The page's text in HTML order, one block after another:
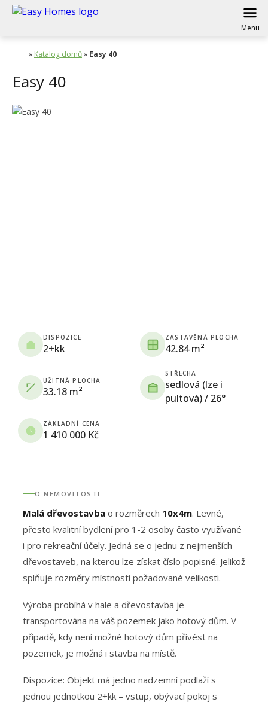
Menu
» Katalog domů» Easy 40
Easy 40
DISPOZICE
2+kk
ZASTAVĚNÁ PLOCHA
42.84 m²
UŽITNÁ PLOCHA
33.18 m²
STŘECHA
sedlová (lze i
pultová) / 26°
ZÁKLADNÍ CENA
1 410 000 Kč
O NEMOVITOSTI
Malá dřevostavbao rozměrech 10x4m. Levné,
přesto kvalitní bydlení pro 1-2 osoby často využívané
i pro rekreační účely. Jedná se o jednu z nejmenších
dřevostaveb, na kterou lze získat číslo popisné. Jelikož
splňuje rozměry místností požadované velikosti.
Výroba probíhá v hale a dřevostavba je
transportována na váš pozemek jako hotový dům. V
případě, kdy není možné hotový dům přivést na
pozemek, je možná i stavba na místě.
Dispozice: Objekt má jedno nadzemní podlaží s
jednou jednotkou 2+kk – vstup, obývací pokoj s